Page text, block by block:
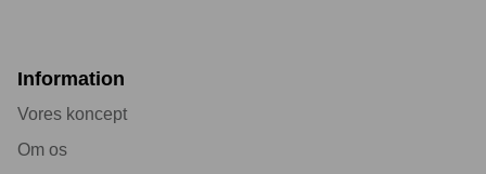
Information
Vores koncept
Om os